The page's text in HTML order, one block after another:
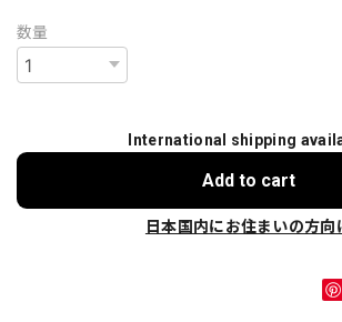
数量
International shipping
Add to cart
日本国内にお住まいの方向